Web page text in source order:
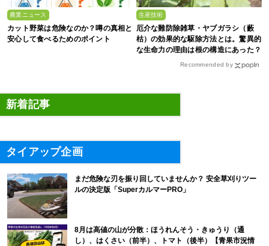
農業ニュース
カット野菜は危険なのか？噂の真相と
安心して食べるためのポイント
生産技術
厄介な難防除雑草・ヤブガラシ（藪
枯）の効果的な駆除方法とは。驚異的
な生命力の理由は根の構造にあった？
Recommended by
新着記事
タイアップ企画
まだ危険な刃を振り回していませんか？ 安全草刈りツー
ルの決定版「SuperカルマーPRO」
8月は高値の山が分散：ほうれんそう・きゅうり（通
し）、はくさい（前半）、トマト（後半）【青果市況情